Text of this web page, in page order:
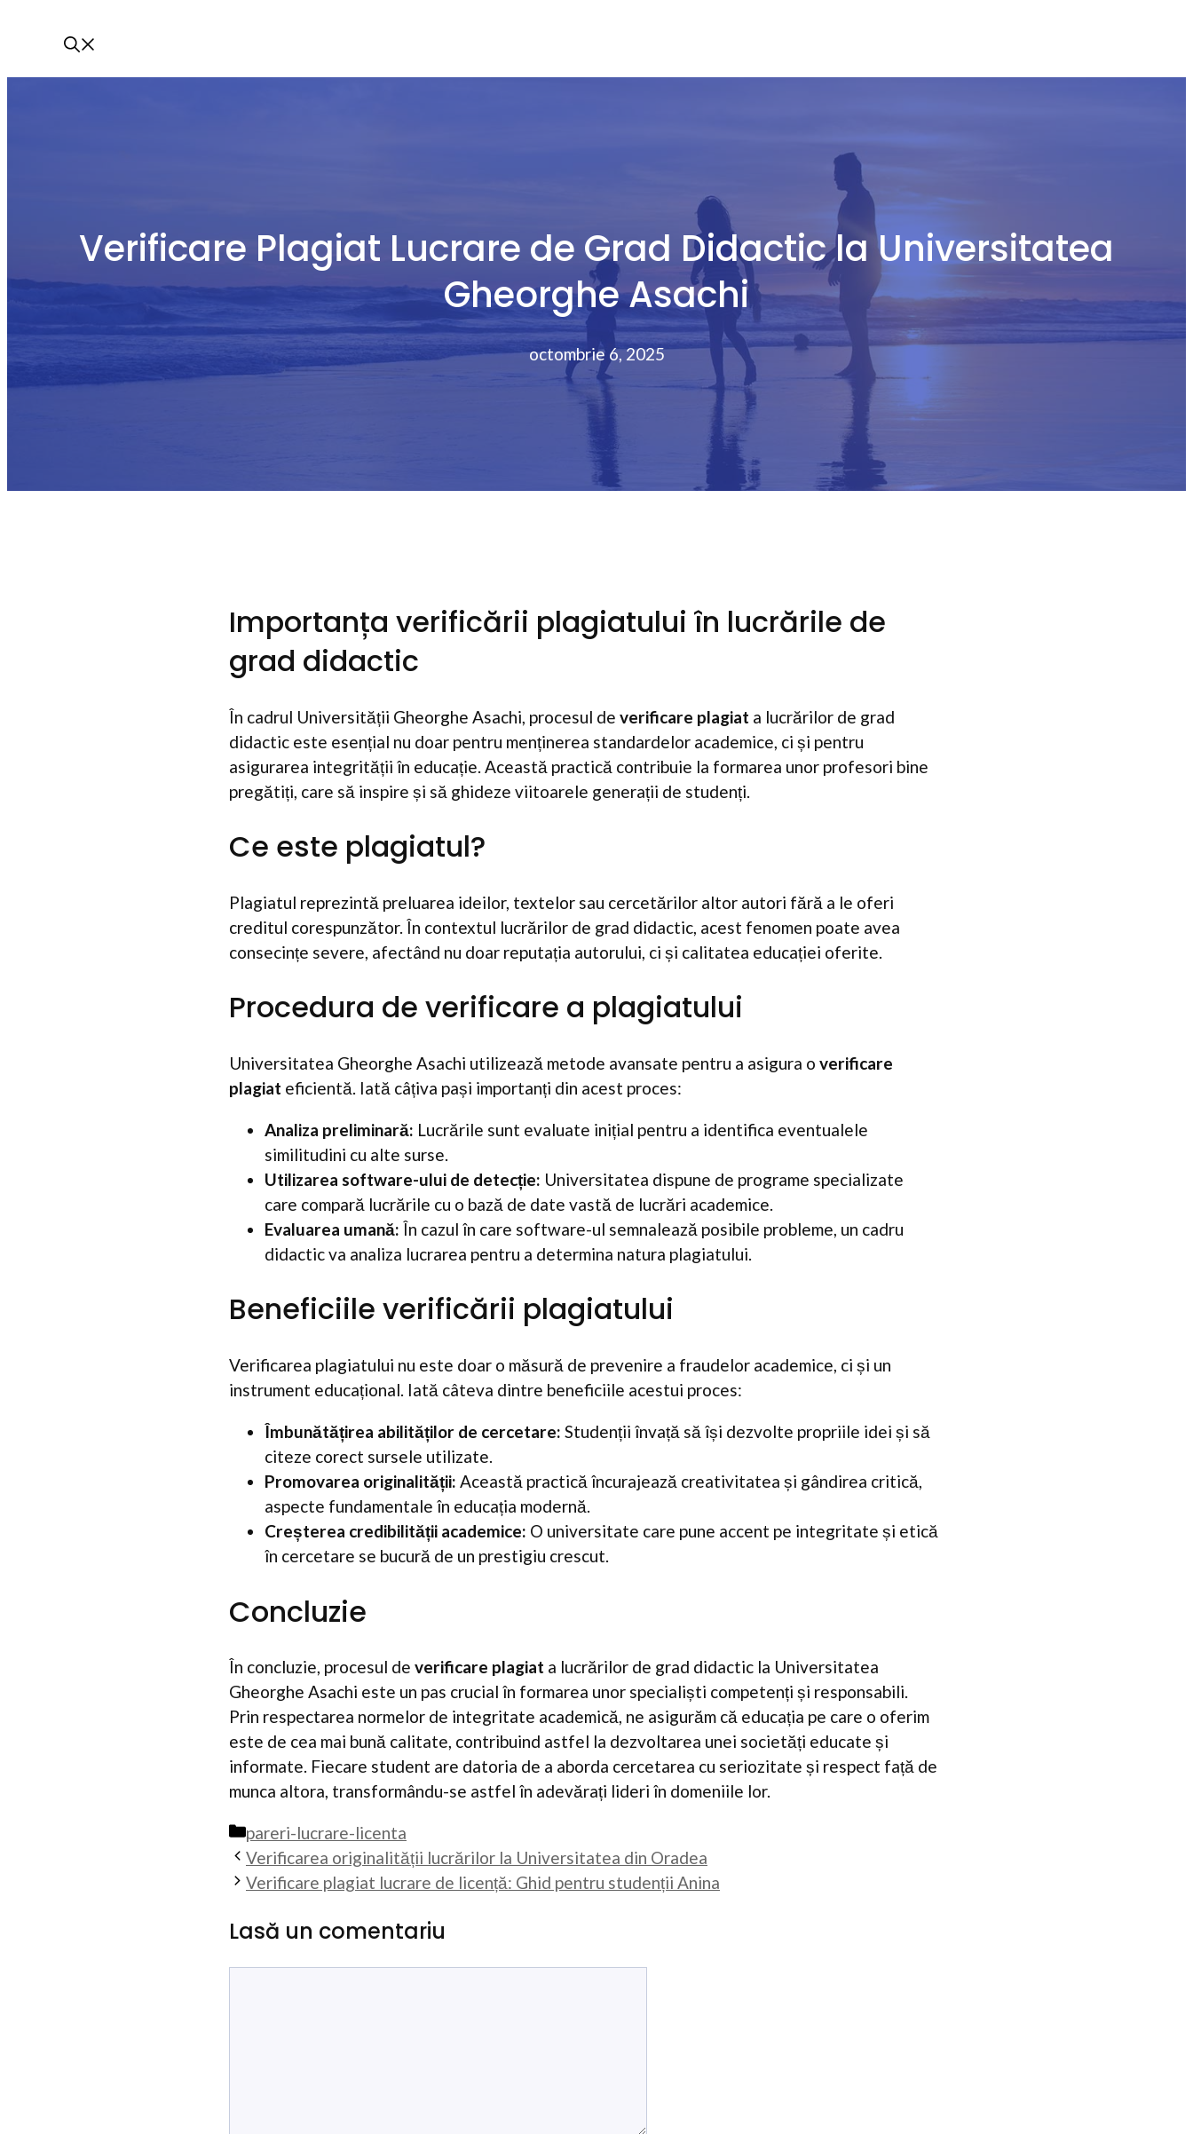
Verificare Plagiat Lucrare de Grad Didactic la Universitatea
Gheorghe Asachi
octombrie 6, 2025
Importanța verificării plagiatului în lucrările de
grad didactic
În cadrul Universității Gheorghe Asachi, procesul de verificare plagiat a lucrărilor de grad
didactic este esențial nu doar pentru menținerea standardelor academice, ci și pentru
asigurarea integrității în educație. Această practică contribuie la formarea unor profesori bine
pregătiți, care să inspire și să ghideze viitoarele generații de studenți.
Ce este plagiatul?
Plagiatul reprezintă preluarea ideilor, textelor sau cercetărilor altor autori fără a le oferi
creditul corespunzător. În contextul lucrărilor de grad didactic, acest fenomen poate avea
consecințe severe, afectând nu doar reputația autorului, ci și calitatea educației oferite.
Procedura de verificare a plagiatului
Universitatea Gheorghe Asachi utilizează metode avansate pentru a asigura o verificare
plagiat eficientă. Iată câțiva pași importanți din acest proces:
Analiza preliminară: Lucrările sunt evaluate inițial pentru a identifica eventualele
similitudini cu alte surse.
Utilizarea software-ului de detecție: Universitatea dispune de programe specializate
care compară lucrările cu o bază de date vastă de lucrări academice.
Evaluarea umană: În cazul în care software-ul semnalează posibile probleme, un cadru
didactic va analiza lucrarea pentru a determina natura plagiatului.
Beneficiile verificării plagiatului
Verificarea plagiatului nu este doar o măsură de prevenire a fraudelor academice, ci și un
instrument educațional. Iată câteva dintre beneficiile acestui proces:
Îmbunătățirea abilităților de cercetare: Studenții învață să își dezvolte propriile idei și să
citeze corect sursele utilizate.
Promovarea originalității: Această practică încurajează creativitatea și gândirea critică,
aspecte fundamentale în educația modernă.
Creșterea credibilității academice: O universitate care pune accent pe integritate și etică
în cercetare se bucură de un prestigiu crescut.
Concluzie
În concluzie, procesul de verificare plagiat a lucrărilor de grad didactic la Universitatea
Gheorghe Asachi este un pas crucial în formarea unor specialiști competenți și responsabili.
Prin respectarea normelor de integritate academică, ne asigurăm că educația pe care o oferim
este de cea mai bună calitate, contribuind astfel la dezvoltarea unei societăți educate și
informate. Fiecare student are datoria de a aborda cercetarea cu seriozitate și respect față de
munca altora, transformându-se astfel în adevărați lideri în domeniile lor.
Categorii
pareri-lucrare-licenta
Verificarea originalității lucrărilor la Universitatea din Oradea
Verificare plagiat lucrare de licență: Ghid pentru studenții Anina
Lasă un comentariu